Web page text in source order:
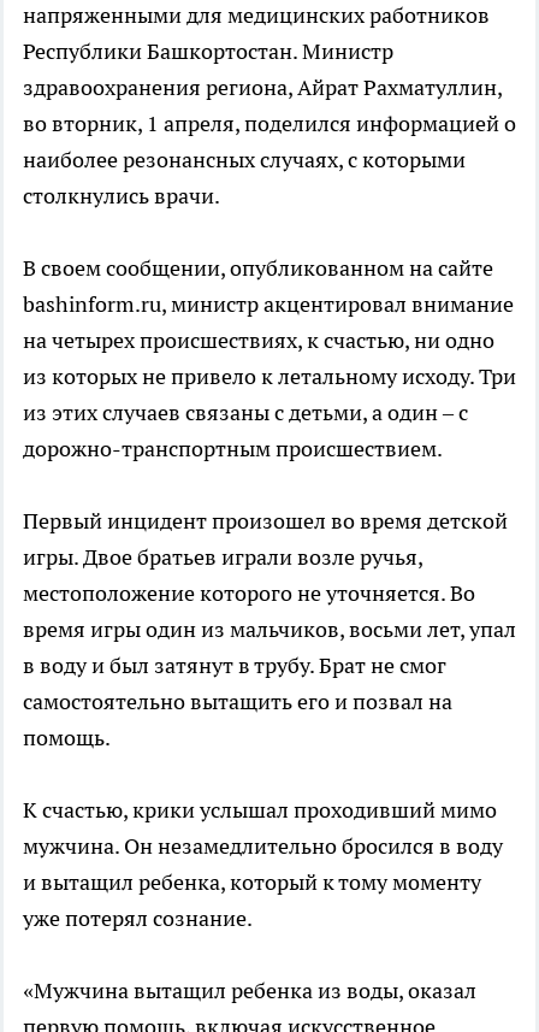
напряженными для медицинских работников
Республики Башкортостан. Министр
здравоохранения региона, Айрат Рахматуллин,
во вторник, 1 апреля, поделился информацией о
наиболее резонансных случаях, с которыми
столкнулись врачи.
В своем сообщении, опубликованном на сайте
bashinform.ru, министр акцентировал внимание
на четырех происшествиях, к счастью, ни одно
из которых не привело к летальному исходу. Три
из этих случаев связаны с детьми, а один – с
дорожно-транспортным происшествием.
Первый инцидент произошел во время детской
игры. Двое братьев играли возле ручья,
местоположение которого не уточняется. Во
время игры один из мальчиков, восьми лет, упал
в воду и был затянут в трубу. Брат не смог
самостоятельно вытащить его и позвал на
помощь.
К счастью, крики услышал проходивший мимо
мужчина. Он незамедлительно бросился в воду
и вытащил ребенка, который к тому моменту
уже потерял сознание.
«Мужчина вытащил ребенка из воды, оказал